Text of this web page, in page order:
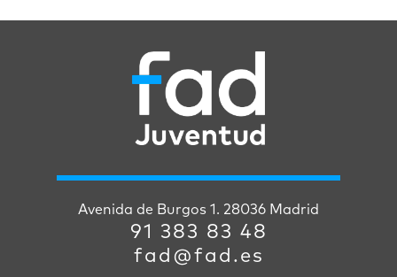
Avenida de Burgos 1. 28036 Madrid
91 383 83 48
fad@fad.es